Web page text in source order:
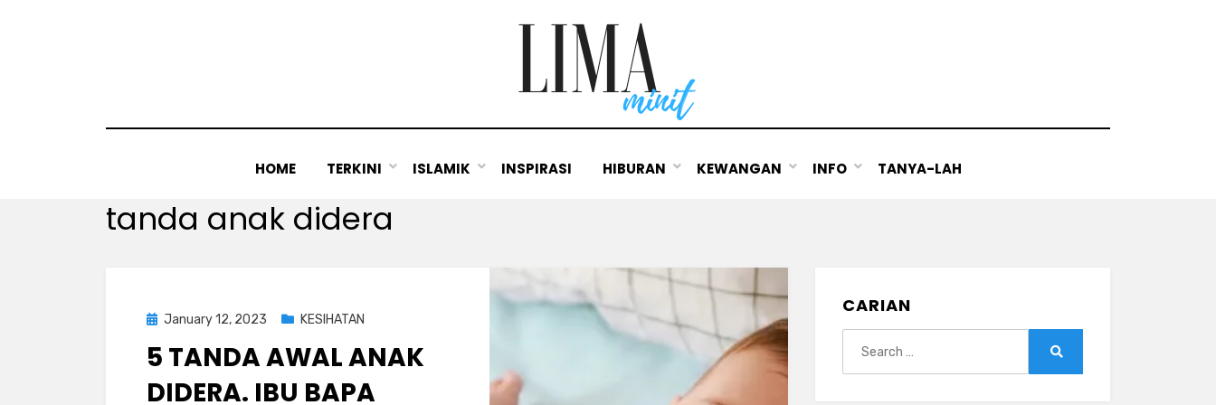
HOME TERKINI ISLAMIK INSPIRASI HIBURAN KEWANGAN INFO TANYA-LAH
Tag
:
tanda anak didera
Posted
January 12, 2023 KESIHATAN
5 TANDA AWAL ANAK
DIDERA. IBU BAPA
CARIAN